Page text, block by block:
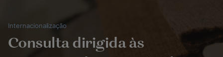
Internacionalização
Consulta dirigida às